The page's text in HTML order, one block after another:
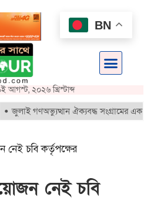
আগস্ট, ২০২৬ খ্রিস্টাব্দ
গণঅভ্যুত্থান ঐক্যবদ্ধ সংগ্রামের এক
চবি কর্তৃপক্ষের
নেই চবি
BN